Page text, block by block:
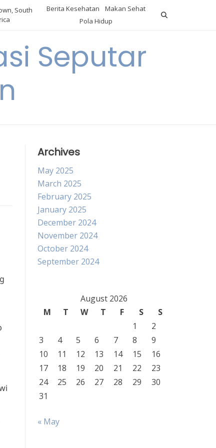
South
Berita Kesehatan
Makan Sehat
Pola Hidup
Seputar
Archives
May 2025
March 2025
February 2025
January 2025
December 2024
November 2024
October 2024
September 2024
August 2026
M
T W T F S
S
1
2
3
4 5 6 7 8
9
10
11 12 13 14 15
16
17
18 19 20 21 22
23
24
25 26 27 28 29
30
31
« May